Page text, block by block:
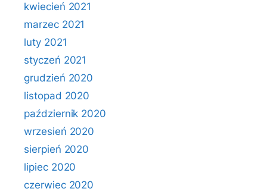
kwiecień 2021
marzec 2021
luty 2021
styczeń 2021
grudzień 2020
listopad 2020
październik 2020
wrzesień 2020
sierpień 2020
lipiec 2020
czerwiec 2020